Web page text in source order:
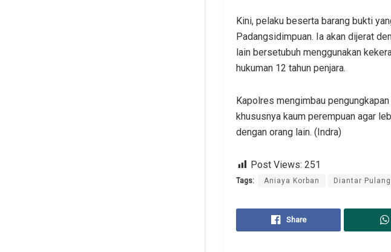
Kini, pelaku beserta barang bukti
Padangsidimpuan. Ia akan dijerat
lain bersetubuh menggunakan
hukuman 12 tahun penjara.
Kapolres mengimbau
khususnya kaum perempuan agar
dengan orang lain. (Indra)
Post Views: 251
Tags: Aniaya Korban Diantar Pulang
Share